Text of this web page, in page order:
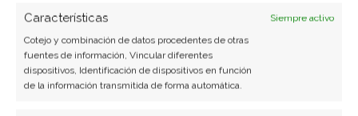
Características
Siempre activo
Cotejo y combinación de datos procedentes de otras
fuentes de información, Vincular diferentes
dispositivos, Identificación de dispositivos en función
de la información transmitida de forma automática.
Periodista especializada en tecnología y
transformación digital con más de 8 años de
experiencia. Experta en inteligencia artificial,
ciberseguridad y startups tecnológicas.